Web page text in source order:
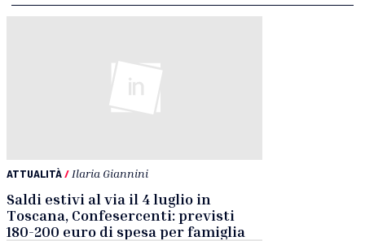
ATTUALITÀ/ Ilaria Giannini
Saldi estivi al via il 4 luglio in
Toscana, Confesercenti: previsti
180-200 euro di spesa per famiglia